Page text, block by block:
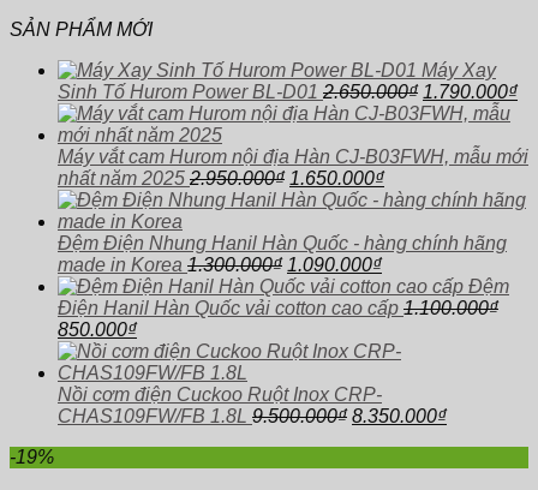
SẢN PHẨM MỚI
Máy Xay
Sinh Tố Hurom Power BL-D01 2.650.000₫ Giá
gốc
2.650.000₫.
1.790.000₫
là:
Máy vắt cam Hurom nội địa Hàn CJ-B03FWH, mẫu mới
nhất năm 2025 2.950.000₫ Giá
gốc
2.950.000₫.
1.650.000₫Giá
hiện
là:
Đệm Điện Nhung Hanil Hàn Quốc - hàng chính hãng
made in Korea 1.300.000₫ Giá
gốc
là:
1.090.000₫Giá
hiện
tại
1.090.000₫.
Đệm
Điện Hanil Hàn Quốc vải cotton cao cấp 1.100.000₫
Giá
gốc
là:
1.100.000₫.
850.000₫Giá
hiện
tại
là:
850.000₫.
Nồi cơm điện Cuckoo Ruột Inox CRP-
CHAS109FW/FB 1.8L 9.500.000₫ Giá
8.350.000₫Giá
-19%